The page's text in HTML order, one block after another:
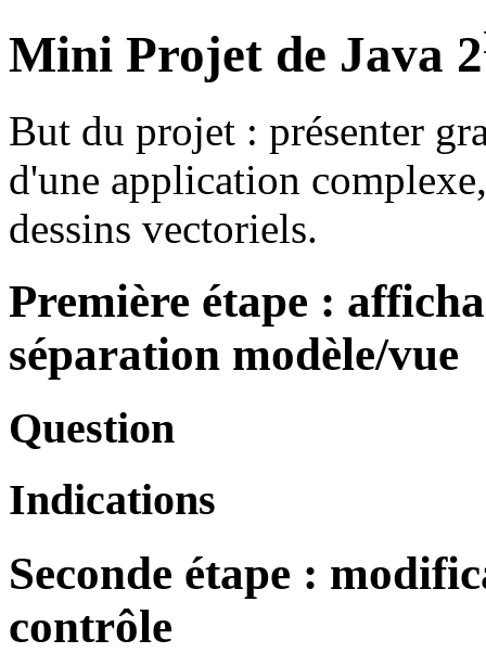
Mini Projet de Java 2
But du projet : présenter
d'une application
dessins vectoriels.
Première étape :
séparation modèle/vue
Question
Indications
Seconde étape :
contrôle